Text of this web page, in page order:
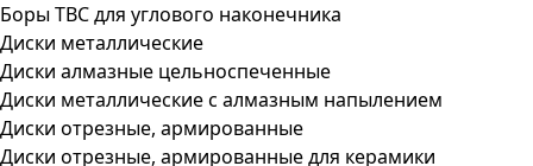
Боры ТВС для углового наконечника
Диски металлические
Диски алмазные цельноспеченные
Диски металлические с алмазным напылением
Диски отрезные, армированные
Диски отрезные, армированные для керамики